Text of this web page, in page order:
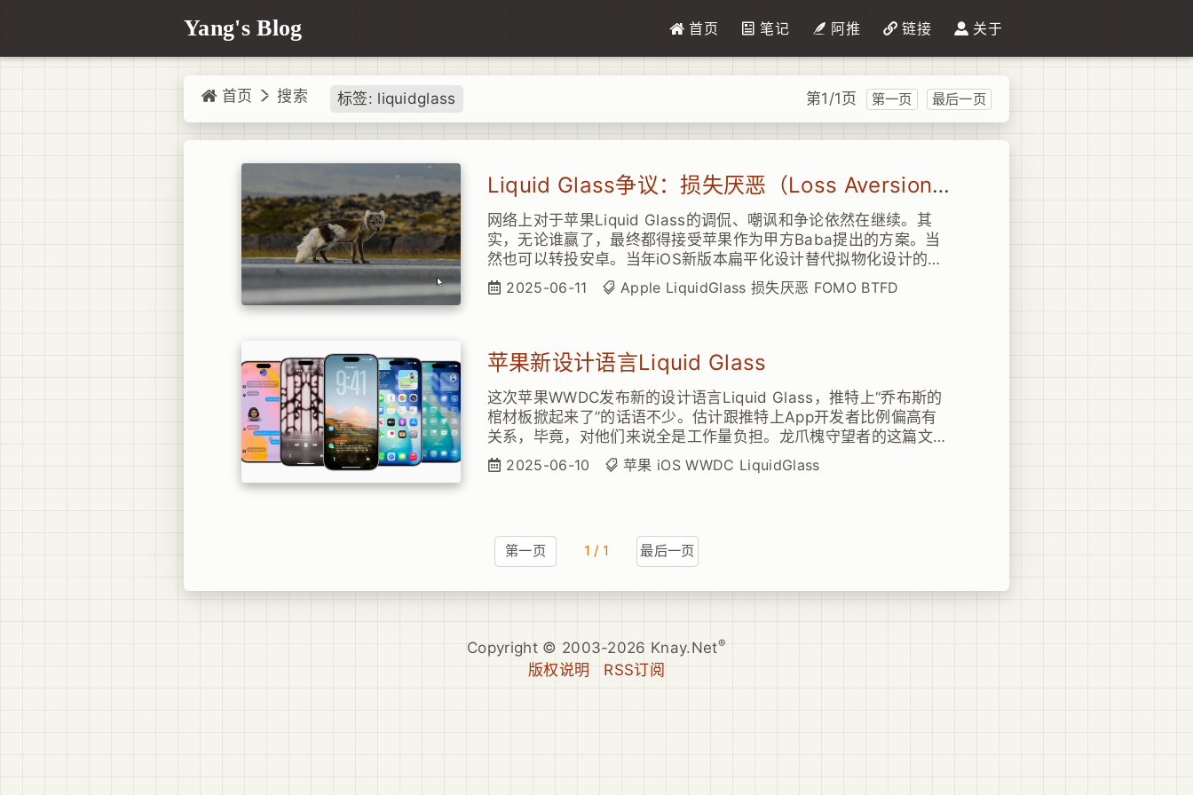
Yang's Blog 首页 笔记 阿推 链接 关于
首页 搜索 标签: liquidglass 第1/1页 第一页 最后一页
Liquid Glass争议：损失厌恶（Loss Aversion）与害怕错过（FOMO）
网络上对于苹果Liquid Glass的调侃、嘲讽和争论依然在继续。其
实，无论谁赢了，最终都得接受苹果作为甲方Baba提出的方案。当
然也可以转投安卓。当年iOS新版本扁平化设计替代拟物化设计的时
候，争议不比如今小，最终都或主动或被动的接受了扁平化。相信大
家后续也会接受Liquid Glass，一如当年的扁平化一样。
2025-06-11 Apple LiquidGlass 损失厌恶 FOMO BTFD
苹果新设计语言Liquid Glass
这次苹果WWDC发布新的设计语言Liquid Glass，推特上“乔布斯的
棺材板掀起来了”的话语不少。估计跟推特上App开发者比例偏高有
关系，毕竟，对他们来说全是工作量负担。龙爪槐守望者的这篇文章
比较详细的介绍了背景信息，以及苹果角度上的急迫必要性。
2025-06-10 苹果 iOS WWDC LiquidGlass
第一页 1 / 1 最后一页
Copyright © 2003-2026 Knay.Net®
版权说明 RSS订阅